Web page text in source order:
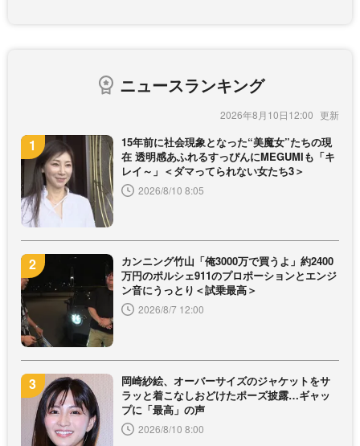
ニュースランキング
2026年8月10日12:00
15年前に社会現象となった“美魔女”たちの現
在 透明感あふれるすっぴんにMEGUMIも「キ
レイ～」＜ダマってられない女たち3＞
2026/8/10 8:05
カンニング竹山「俺3000万で買うよ」約2400
万円のポルシェ911のプロポーションとエンジ
ン音にうっとり＜試乗最高＞
2026/8/7 12:00
岡崎紗絵、オーバーサイズのジャケットをサ
ラッと着こなしおどけたポーズ披露…ギャッ
プに「最高」の声
2026/8/10 8:00